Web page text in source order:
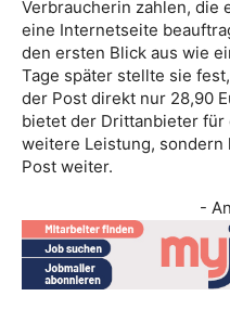
Verbraucherin zahlen, die
eine Internetseite
den ersten Blick aus wie
Tage später stellte sie
der Post direkt nur 28,90
bietet der Drittanbieter für
weitere Leistung, sondern
Post weiter.
-